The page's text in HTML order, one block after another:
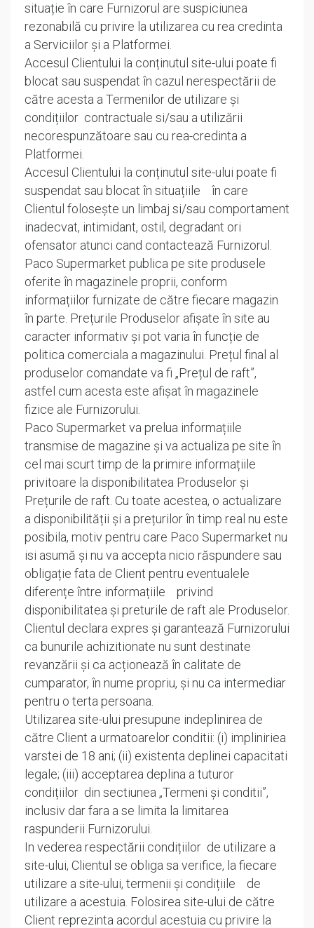
situație în care Furnizorul are suspiciunea
rezonabilă cu privire la utilizarea cu rea credinta
a Serviciilor și a Platformei.
Accesul Clientului la conținutul site-ului poate fi
blocat sau suspendat în cazul nerespectării de
către acesta a Termenilor de utilizare și
condițiilor contractuale si/sau a utilizării
necorespunzătoare sau cu rea-credinta a
Platformei.
Accesul Clientului la conținutul site-ului poate fi
suspendat sau blocat în situațiile în care
Clientul folosește un limbaj si/sau comportament
inadecvat, intimidant, ostil, degradant ori
ofensator atunci cand contactează Furnizorul.
Paco Supermarket publica pe site produsele
oferite în magazinele proprii, conform
informațiilor furnizate de către fiecare magazin
în parte. Prețurile Produselor afișate în site au
caracter informativ și pot varia în funcție de
politica comerciala a magazinului. Prețul final al
produselor comandate va fi „Prețul de raft”,
astfel cum acesta este afișat în magazinele
fizice ale Furnizorului.
Paco Supermarket va prelua informațiile
transmise de magazine și va actualiza pe site în
cel mai scurt timp de la primire informațiile
privitoare la disponibilitatea Produselor și
Prețurile de raft. Cu toate acestea, o actualizare
a disponibilității și a prețurilor în timp real nu este
posibila, motiv pentru care Paco Supermarket nu
isi asumă și nu va accepta nicio răspundere sau
obligație fata de Client pentru eventualele
diferențe între informațiile privind
disponibilitatea și preturile de raft ale Produselor.
Clientul declara expres și garantează Furnizorului
ca bunurile achizitionate nu sunt destinate
revanzării și ca acționează în calitate de
cumparator, în nume propriu, și nu ca intermediar
pentru o terta persoana.
Utilizarea site-ului presupune indeplinirea de
către Client a urmatoarelor conditii: (i) impliniriea
varstei de 18 ani; (ii) existenta deplinei capacitati
legale; (iii) acceptarea deplina a tuturor
condițiilor din sectiunea „Termeni și conditii”,
inclusiv dar fara a se limita la limitarea
raspunderii Furnizorului.
In vederea respectării condițiilor de utilizare a
site-ului, Clientul se obliga sa verifice, la fiecare
utilizare a site-ului, termenii și condițiile de
utilizare a acestuia. Folosirea site-ului de către
Client reprezinta acordul acestuia cu privire la